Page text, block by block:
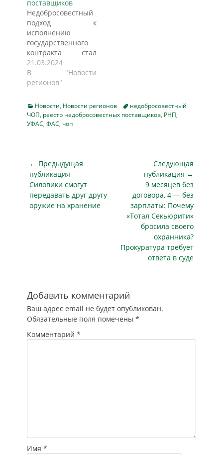
сведений об ООО
«Охранное
агентство «ТАЙСЕ»»
в Реестр
недобросовестных
поставщиков
(исполнителей,
подрядчиков) в
связи с
отказом заказчика
от исполнения
контракта с ценой
результатам
закупки*.…
агентство
«Аргентум-
провело конкурс
поставщиков
Недобросовестный
подход к
исполнению
государственного
контракта стал
причиной его
расторжения и
основанием для
сообщили в пресс-
службе УФАС
России по
итогам проведения
электронного
аукциона Охранное
агентство «Кобра»
заключило 13
контрактов на
21.03.2024
В "Новости
регионов"
Categories
Новости, Новости регионов Tagsнедобросовестный
ЧОП, реестр недобросовестных поставщиков, РНП,
УФАС, ФАС, чоп
Навигация
по
записям
← Предыдущая
публикация
Предыдущая
публикация
Силовики смогут
передавать друг другу
оружие на хранение
Следующая
публикация →
Следующая
публикация
9 месяцев без
договора, 4 — без
зарплаты: Почему
«Тотал Секьюрити»
бросила своего
охранника?
Прокуратура требует
ответа в суде
Добавить комментарий
Ваш адрес email не будет опубликован.
Обязательные поля помечены *
Комментарий *
Имя *